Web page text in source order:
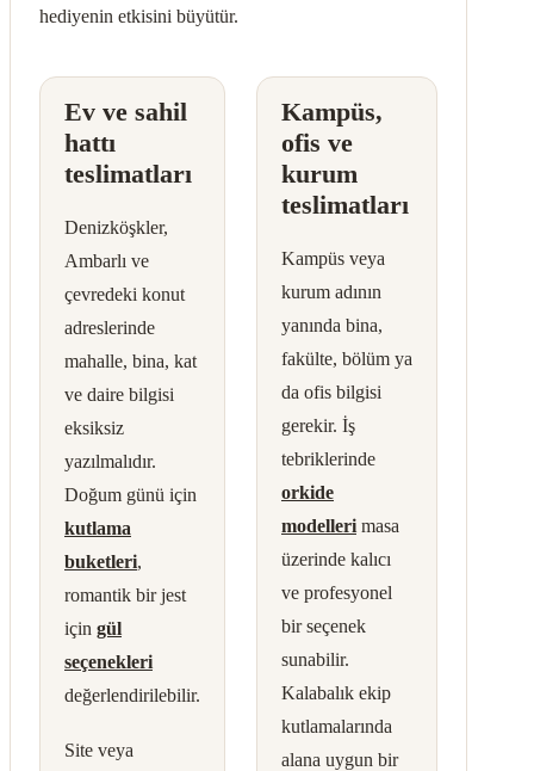
hediyenin etkisini büyütür.
Ev ve sahil
hattı
teslimatları
Denizköşkler,
Ambarlı ve
çevredeki konut
adreslerinde
mahalle, bina, kat
ve daire bilgisi
eksiksiz
yazılmalıdır.
Doğum günü için
kutlama
buketleri,
romantik bir jest
için gül
seçenekleri
değerlendirilebilir.
Site veya
Kampüs,
ofis ve
kurum
teslimatları
Kampüs veya
kurum adının
yanında bina,
fakülte, bölüm ya
da ofis bilgisi
gerekir. İş
tebriklerinde
orkide
modelleri masa
üzerinde kalıcı
ve profesyonel
bir seçenek
sunabilir.
Kalabalık ekip
kutlamalarında
alana uygun bir